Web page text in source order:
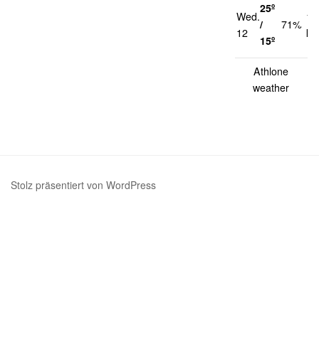
Wed.
12
25º
/
15º
71%
17
Athlone
weather
Stolz präsentiert von WordPress